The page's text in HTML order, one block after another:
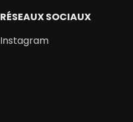
RÉSEAUX SOCIAUX
Instagram